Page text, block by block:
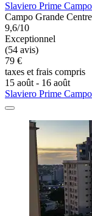
Slaviero Prime
Campo Grande
9,6/10
Exceptionnel
(54 avis)
79 €
taxes et frais compris
15 août - 16 août
Slaviero Prime